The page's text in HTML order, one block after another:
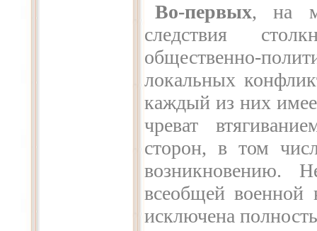
Во-первых, на
следствия
общественно-
локальных
каждый из них
чреват
сторон, в том
возникновению.
всеобщей военной
исключена